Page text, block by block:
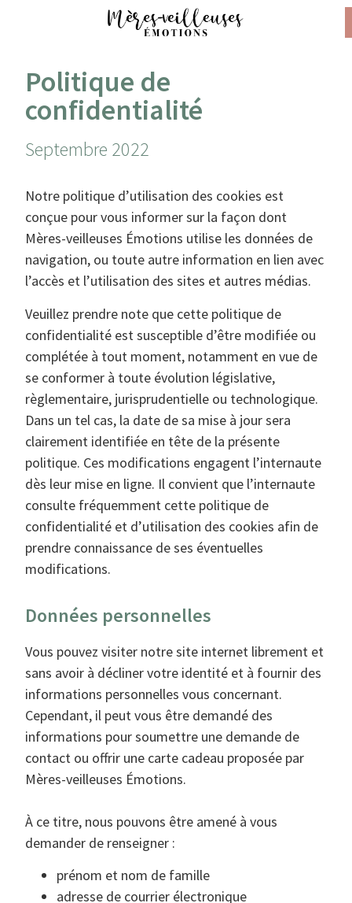
Politique de
confidentialité
Septembre 2022
Notre politique d’utilisation des cookies est
conçue pour vous informer sur la façon dont
Mères-veilleuses Émotions utilise les données de
navigation, ou toute autre information en lien avec
l’accès et l’utilisation des sites et autres médias.
Veuillez prendre note que cette politique de
confidentialité est susceptible d’être modifiée ou
complétée à tout moment, notamment en vue de
se conformer à toute évolution législative,
règlementaire, jurisprudentielle ou technologique.
Dans un tel cas, la date de sa mise à jour sera
clairement identifiée en tête de la présente
politique. Ces modifications engagent l’internaute
dès leur mise en ligne. Il convient que l’internaute
consulte fréquemment cette politique de
confidentialité et d’utilisation des cookies afin de
prendre connaissance de ses éventuelles
modifications.
Données personnelles
Vous pouvez visiter notre site internet librement et
sans avoir à décliner votre identité et à fournir des
informations personnelles vous concernant.
Cependant, il peut vous être demandé des
informations pour soumettre une demande de
contact ou offrir une carte cadeau proposée par
Mères-veilleuses Émotions.
À ce titre, nous pouvons être amené à vous
demander de renseigner :
prénom et nom de famille
adresse de courrier électronique